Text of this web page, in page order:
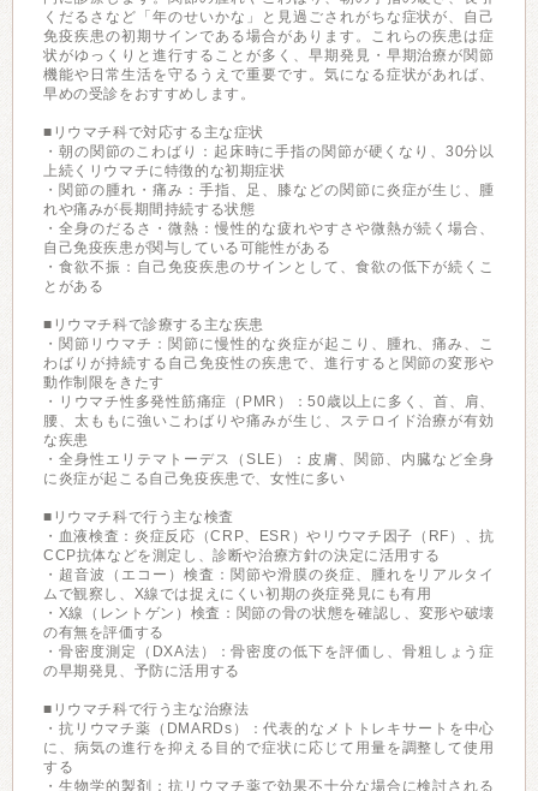
くだるさなど「年のせいかな」と見過ごされがちな症状が、自己
免疫疾患の初期サインである場合があります。これらの疾患は症
状がゆっくりと進行することが多く、早期発見・早期治療が関節
機能や日常生活を守るうえで重要です。気になる症状があれば、
早めの受診をおすすめします。
■リウマチ科で対応する主な症状
・朝の関節のこわばり：起床時に手指の関節が硬くなり、30分以
上続くリウマチに特徴的な初期症状
・関節の腫れ・痛み：手指、足、膝などの関節に炎症が生じ、腫
れや痛みが長期間持続する状態
・全身のだるさ・微熱：慢性的な疲れやすさや微熱が続く場合、
自己免疫疾患が関与している可能性がある
・食欲不振：自己免疫疾患のサインとして、食欲の低下が続くこ
とがある
■リウマチ科で診療する主な疾患
・関節リウマチ：関節に慢性的な炎症が起こり、腫れ、痛み、こ
わばりが持続する自己免疫性の疾患で、進行すると関節の変形や
動作制限をきたす
・リウマチ性多発性筋痛症（PMR）：50歳以上に多く、首、肩、
腰、太ももに強いこわばりや痛みが生じ、ステロイド治療が有効
な疾患
・全身性エリテマトーデス（SLE）：皮膚、関節、内臓など全身
に炎症が起こる自己免疫疾患で、女性に多い
■リウマチ科で行う主な検査
・血液検査：炎症反応（CRP、ESR）やリウマチ因子（RF）、抗
CCP抗体などを測定し、診断や治療方針の決定に活用する
・超音波（エコー）検査：関節や滑膜の炎症、腫れをリアルタイ
ムで観察し、X線では捉えにくい初期の炎症発見にも有用
・X線（レントゲン）検査：関節の骨の状態を確認し、変形や破壊
の有無を評価する
・骨密度測定（DXA法）：骨密度の低下を評価し、骨粗しょう症
の早期発見、予防に活用する
■リウマチ科で行う主な治療法
・抗リウマチ薬（DMARDs）：代表的なメトトレキサートを中心
に、病気の進行を抑える目的で症状に応じて用量を調整して使用
する
・生物学的製剤：抗リウマチ薬で効果不十分な場合に検討される